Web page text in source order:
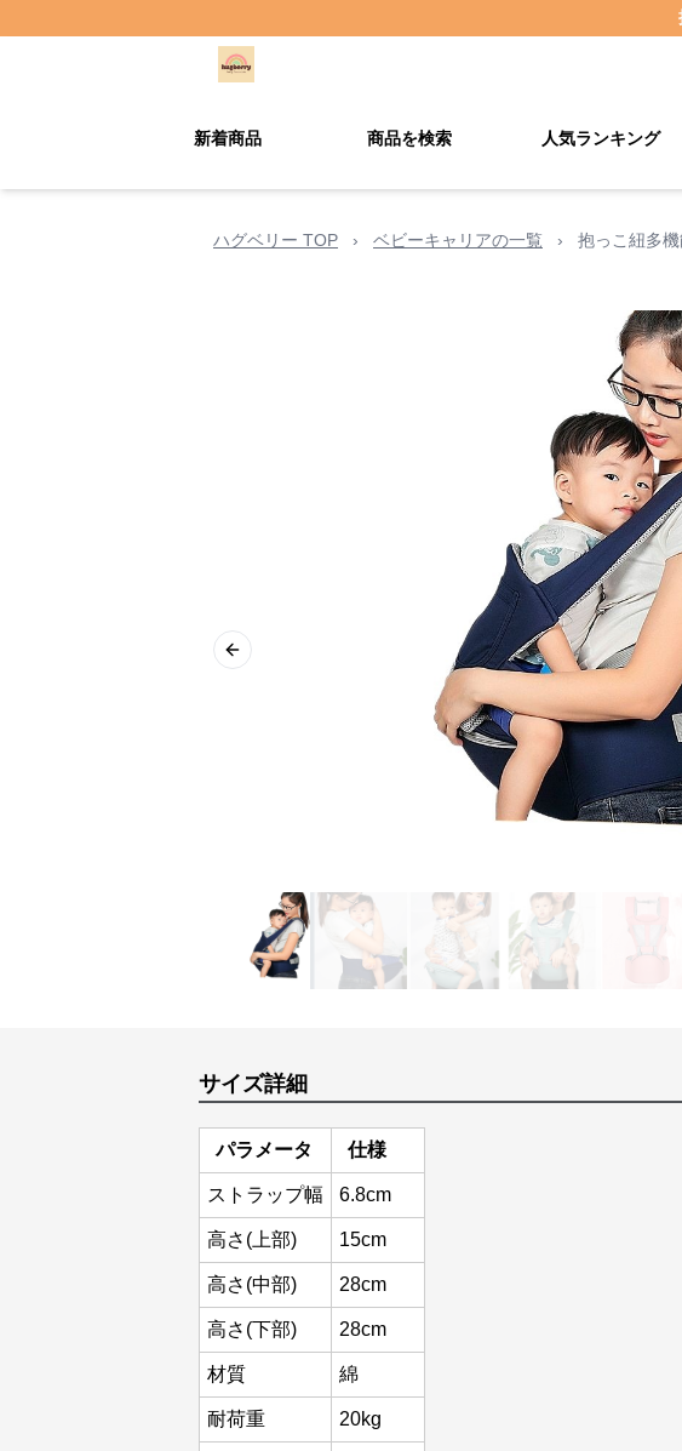
新着商品 商品を検索 人気ランキング
ハグベリー TOP › ベビーキャリアの一覧 › 抱っこ紐多
Previous slide
サイズ詳細
パラメータ 仕様
ストラップ幅 6.8cm
高さ(上部) 15cm
高さ(中部) 28cm
高さ(下部) 28cm
材質 綿
耐荷重 20kg